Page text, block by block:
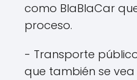
como BlaBlaCar
proceso.
- Transporte
que también se